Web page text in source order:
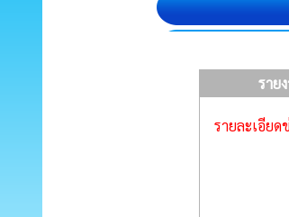
ราย
รายละเอียด